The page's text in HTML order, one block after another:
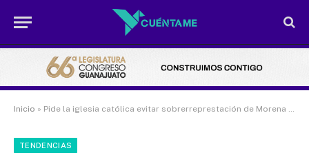
Inicio » Pide la iglesia católica evitar sobrerreprestación de Morena en la Cámara de Diputados
TENDENCIAS